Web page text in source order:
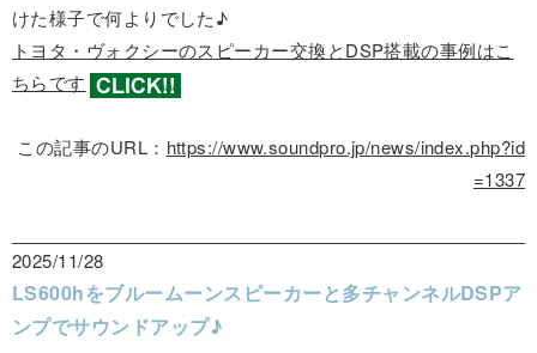
けた様子で何よりでした♪
トヨタ・ヴォクシーのスピーカー交換とDSP搭載の事例はこ
ちらです
この記事のURL： https://www.soundpro.jp/news/index.php?id
=1337
2025/11/28
LS600hをブルームーンスピーカーと多チャンネルDSPア
ンプでサウンドアップ♪